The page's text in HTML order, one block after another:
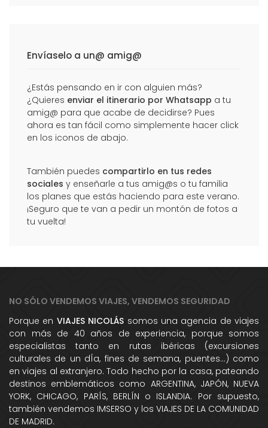
Envíaselo a un@ amig@
¿Estás pensando en ir con alguien más?
¿Quieres enviar el itinerario por Whatsapp a tu
amig@ para que acabe de decidirse? Pues
ahora es tan fácil como simplemente hacer click
en los iconos de abajo.
También puedes compartirlo en tus redes
sociales y enseñarle a tus amig@s o tu familia
los planes que estás haciendo para este verano.
¡Seguro que te van a pedir un montón de fotos a
tu vuelta!
NO SÓLO VENDEMOS VIAJES, VENDEMOS SEGURIDAD
Porque en VIAJES NICOLÁS somos una agencia de viajes
con más de 40 años de experiencia, porque somos
especialistas tanto en rutas ibéricas (excursiones
culturales de un dÍa, fines de semana, puentes...) como
en viajes al extranjero. Todo hecho por la casa, pateando
destinos emblemáticos como ARGENTINA, JAPÓN, NUEVA
YORK, CHICAGO, PARÍS, BERLÍN o ISLANDIA. Por supuesto,
también vendemos IMSERSO y los VIAJES DE LA COMUNIDAD
DE MADRID.